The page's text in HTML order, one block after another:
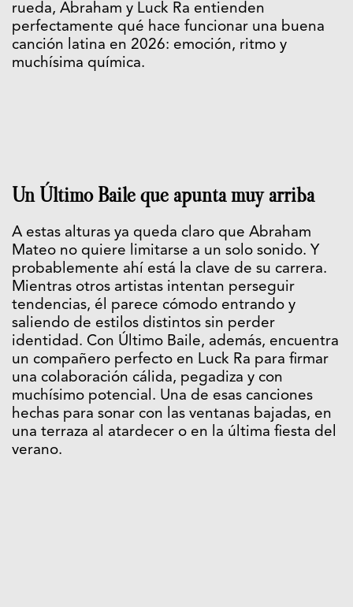
rueda, Abraham y Luck Ra entienden
perfectamente qué hace funcionar una buena
canción latina en 2026: emoción, ritmo y
muchísima química.
Un Último Baile que apunta muy arriba
A estas alturas ya queda claro que Abraham
Mateo no quiere limitarse a un solo sonido. Y
probablemente ahí está la clave de su carrera.
Mientras otros artistas intentan perseguir
tendencias, él parece cómodo entrando y
saliendo de estilos distintos sin perder
identidad. Con Último Baile, además, encuentra
un compañero perfecto en Luck Ra para firmar
una colaboración cálida, pegadiza y con
muchísimo potencial. Una de esas canciones
hechas para sonar con las ventanas bajadas, en
una terraza al atardecer o en la última fiesta del
verano.